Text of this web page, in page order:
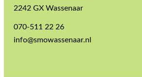
2242 GX Wassenaar
070-511 22 26
info@smowassenaar.nl